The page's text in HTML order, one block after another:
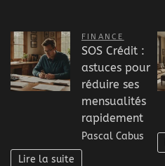
FINANCE
SOS Crédit :
astuces pour
réduire ses
mensualités
rapidement
Pascal Cabus
Lire la suite